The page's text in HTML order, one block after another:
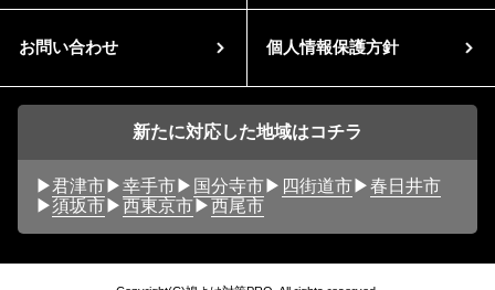
お問い合わせ 個人情報保護方針
新たに対応した地域はコチラ
君津市 幸手市 国分寺市 四街道市
春日井市
須坂市
西東京市 西尾市